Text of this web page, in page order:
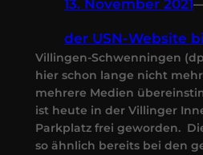
13. November 2021
der USN-Website
Villingen-Schwenningen
hier schon lange nicht
mehrere Medien
ist heute in der Villinger
Parkplatz frei geworden.
so ähnlich bereits bei den